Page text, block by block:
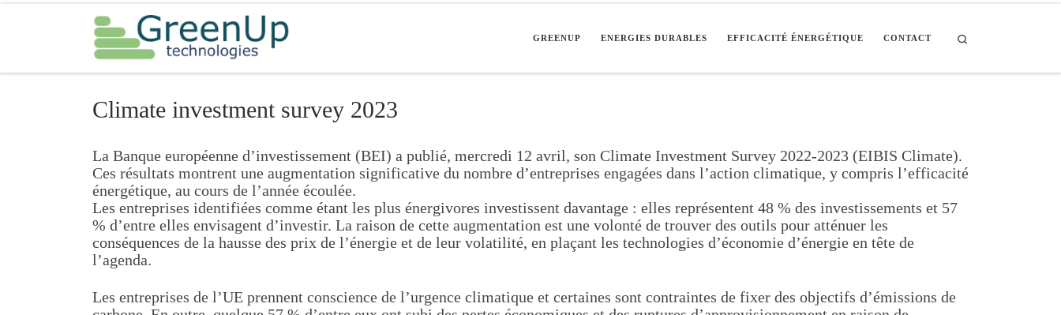
Passer au contenu
GREENUP ENERGIES DURABLES EFFICACITÉ ÉNERGÉTIQUE CONTACT
Climate investment survey 2023
La Banque européenne d’investissement (BEI) a publié, mercredi 12 avril, son Climate Investment Survey 2022-2023 (EIBIS Climate).
Ces résultats montrent une augmentation significative du nombre d’entreprises engagées dans l’action climatique, y compris l’efficacité
énergétique, au cours de l’année écoulée.
Les entreprises identifiées comme étant les plus énergivores investissent davantage : elles représentent 48 % des investissements et 57
% d’entre elles envisagent d’investir. La raison de cette augmentation est une volonté de trouver des outils pour atténuer les
conséquences de la hausse des prix de l’énergie et de leur volatilité, en plaçant les technologies d’économie d’énergie en tête de
l’agenda.
Les entreprises de l’UE prennent conscience de l’urgence climatique et certaines sont contraintes de fixer des objectifs d’émissions de